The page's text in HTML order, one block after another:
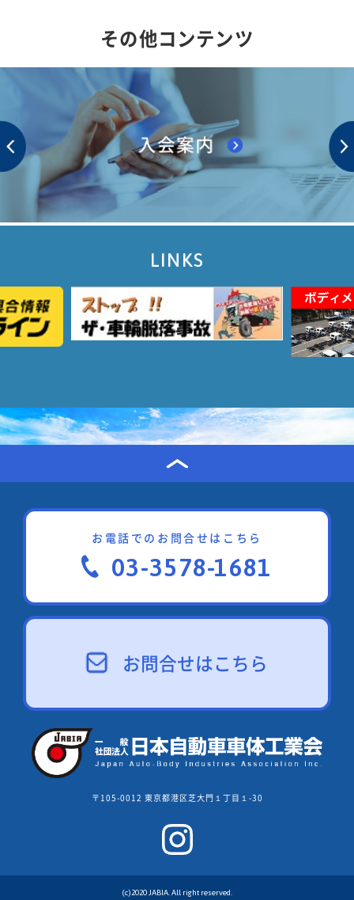
その他コンテンツ
LINKS
お電話でのお問合せはこちら
03-3578-1681
お問合せはこちら
〒105-0012 東京都港区芝大門１丁目１-30
(c)2020 JABIA. All right reserved.